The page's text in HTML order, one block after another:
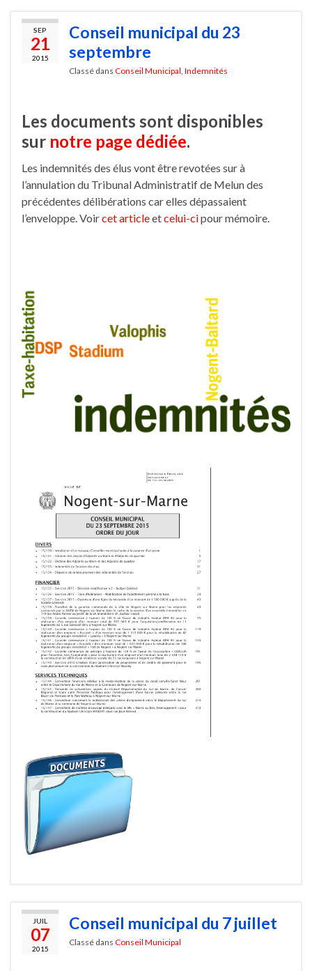
SEP
21
2015
Conseil municipal du 23
septembre
Classé dans Conseil Municipal, Indemnités
Les documents sont disponibles
sur notre page dédiée.
Les indemnités des élus vont être revotées sur à
l’annulation du Tribunal Administratif de Melun des
précédentes délibérations car elles dépassaient
l’enveloppe. Voircet articleetcelui-cipour mémoire.
JUIL
07
2015
Conseil municipal du 7 juillet
Classé dans Conseil Municipal